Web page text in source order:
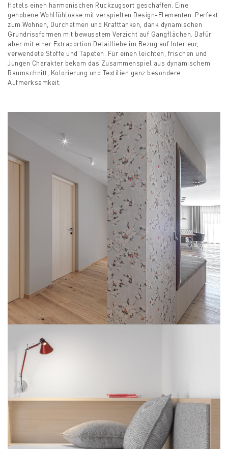
Hotels einen harmonischen Rückzugsort geschaffen. Eine
gehobene Wohlfühloase mit verspielten Design-Elementen. Perfekt
zum Wohnen, Durchatmen und Krafttanken, dank dynamischen
Grundrissformen mit bewusstem Verzicht auf Gangflächen. Dafür
aber mit einer Extraportion Detailliebe im Bezug auf Interieur,
verwendete Stoffe und Tapeten. Für einen leichten, frischen und
Jungen Charakter bekam das Zusammenspiel aus dynamischem
Raumschnitt, Kolorierung und Textilien ganz besondere
Aufmerksamkeit.